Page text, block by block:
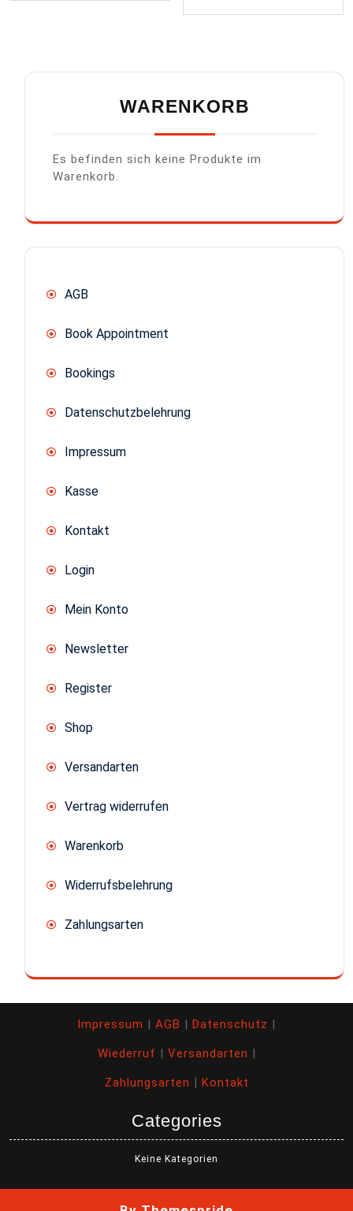
WARENKORB
Es befinden sich keine Produkte im
Warenkorb.
AGB
Book Appointment
Bookings
Datenschutzbelehrung
Impressum
Kasse
Kontakt
Login
Mein Konto
Newsletter
Register
Shop
Versandarten
Vertrag widerrufen
Warenkorb
Widerrufsbelehrung
Zahlungsarten
Impressum | AGB | Datenschutz |
Wiederruf | Versandarten |
Zahlungsarten | Kontakt
Categories
Keine Kategorien